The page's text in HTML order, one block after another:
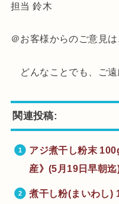
担当 鈴木
＠お客様からのご意見
どんなことでも、ご遠
関連投稿:
アジ煮干し粉末
産》(5月19日早朝迄
煮干し粉(まいわし)